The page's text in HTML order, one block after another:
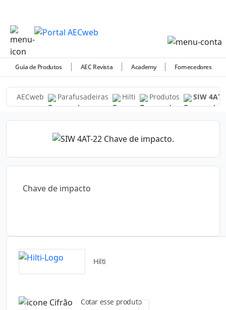
Guia de Produtos AEC Revista Academy Fornecedores
AECweb Parafusadeiras Hilti Produtos SIW
Chave de impacto
Hilti
Cotar esse produto
Catálogos para Download